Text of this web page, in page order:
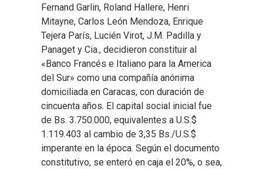
Fernand Garlin, Roland Hallere, Henri
Mitayne, Carlos León Mendoza, Enrique
Tejera París, Lucién Virot, J.M. Padilla y
Panaget y Cia., decidieron constituir al
«Banco Francés e Italiano para la America
del Sur» como una compañía anónima
domiciliada en Caracas, con duración de
cincuenta años. El capital social inicial fue
de Bs. 3.750.000, equivalentes a U.S.$
1.119.403 al cambio de 3,35 Bs./U.S.$
imperante en la época. Según el documento
constitutivo, se enteró en caja el 20%, o sea,